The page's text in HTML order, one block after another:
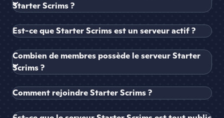
Starter Scrims ?
Est-ce que Starter Scrims est un serveur actif ?
Combien de membres possède le serveur Starter
Scrims ?
Comment rejoindre Starter Scrims ?